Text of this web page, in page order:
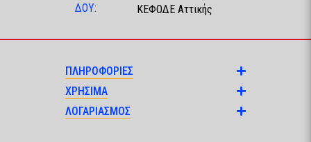
ΔΟΥ:
ΚΕΦΟΔΕ Αττικής
ΠΛΗΡΟΦΟΡΙΕΣ
ΧΡΗΣΙΜΑ
ΛΟΓΑΡΙΑΣΜΟΣ